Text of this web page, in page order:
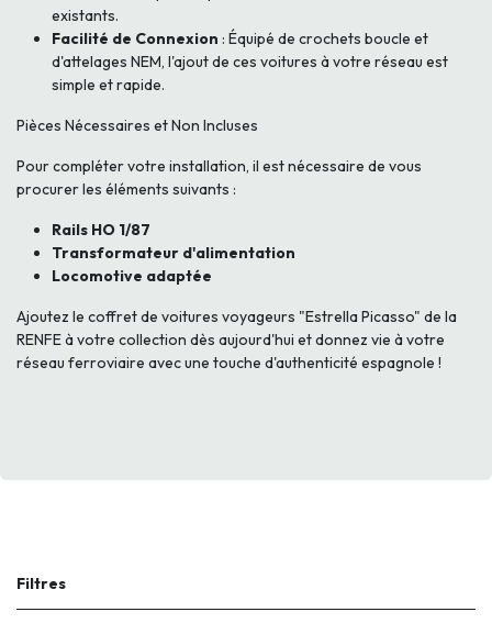
existants.
Facilité de Connexion : Équipé de crochets boucle et
d'attelages NEM, l'ajout de ces voitures à votre réseau est
simple et rapide.
Pièces Nécessaires et Non Incluses
Pour compléter votre installation, il est nécessaire de vous
procurer les éléments suivants :
Rails HO 1/87
Transformateur d'alimentation
Locomotive adaptée
Ajoutez le coffret de voitures voyageurs "Estrella Picasso" de la
RENFE à votre collection dès aujourd'hui et donnez vie à votre
réseau ferroviaire avec une touche d'authenticité espagnole !
Filtres